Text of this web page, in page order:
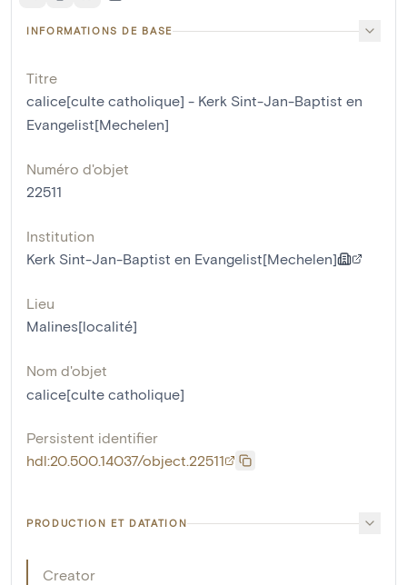
INFORMATIONS DE BASE
Titre
calice[culte catholique] - Kerk Sint-Jan-Baptist en
Evangelist[Mechelen]
Numéro d'objet
22511
Institution
Kerk Sint-Jan-Baptist en Evangelist[Mechelen]
Lieu
Malines[localité]
Nom d'objet
calice[culte catholique]
Persistent identifier
hdl:20.500.14037/object.22511
PRODUCTION ET DATATION
Creator